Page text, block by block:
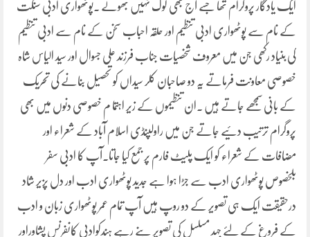
ایک یادگار پروگرام تھا جسے آج بھی لوگ نہیں بھولے ۔پوٹھواری ادبی سنگت
کے نام سے پوٹھواری ادبی تنظیم اور حلقہ احباب سخن کے نام سے ادبی تنظیم
کی بنیاد رکھی جن میں معروف شخصیات جناب فرزند علی جسوال اور سید الیاس شاہ
خصوصی معاونت فرماتے یہ دو صاحبان کلر سیداں کو تحصیل بنانے کی تحریک
کے بانی سمجھے جاتے ہیں ۔ان تنظیموں کے زیر اہتما م خصوصی دنوں میں بھی
پروگرام ترتیب دئیے جاتے جن میں راولپنڈی اسلام آباد کے شعراء اور
مضافات کے شعراء کو ایک پلیٹ فارم پر جمع کیا جاتا۔آپ کا ادبی سفر
بلخصوص پوٹھواری ادب سے جڑا ہوا ہے جدید پوٹھواری ادب اور دل پزیر شاد
درحقیقت ایک ہی تصویر کے دو روپ ہیں آپ تمام عمر پوٹھواری زبان و ادب
کے فروغ کے لئے جہد مسلسل کی تصویر بنے رہے ہندکوادبی کانفرنس پشاوراور